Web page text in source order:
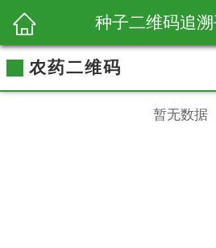
种子二维码追
农药二维码
暂无数据